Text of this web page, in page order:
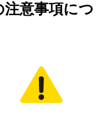
意事項につ